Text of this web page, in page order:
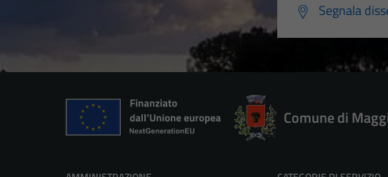
Segnala
Comune di